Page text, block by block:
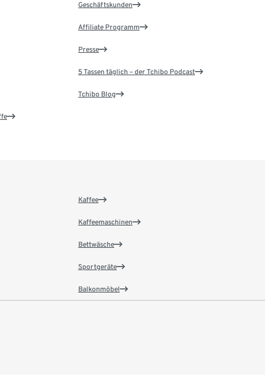
Geschäftskunden
Affiliate Programm
Presse
5 Tassen täglich – der Tchibo Podcast
Tchibo Blog
Kaffee
Kaffeemaschinen
Bettwäsche
Sportgeräte
Balkonmöbel